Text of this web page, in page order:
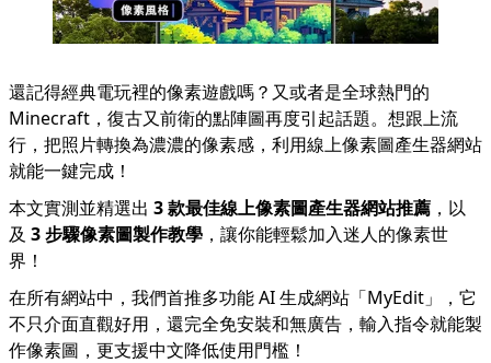
還記得經典電玩裡的像素遊戲嗎？又或者是全球熱門的
Minecraft，復古又前衛的點陣圖再度引起話題。想跟上流
行，把照片轉換為濃濃的像素感，利用線上像素圖產生器網站
就能一鍵完成！
本文實測並精選出 3 款最佳線上像素圖產生器網站推薦 ，以
及 3 步驟像素圖製作教學 ，讓你能輕鬆加入迷人的像素世
界！
在所有網站中，我們首推多功能 AI 生成網站「MyEdit 」，它
不只介面直觀好用，還完全免安裝和無廣告，輸入指令就能製
作像素圖，更支援中文降低使用門檻！